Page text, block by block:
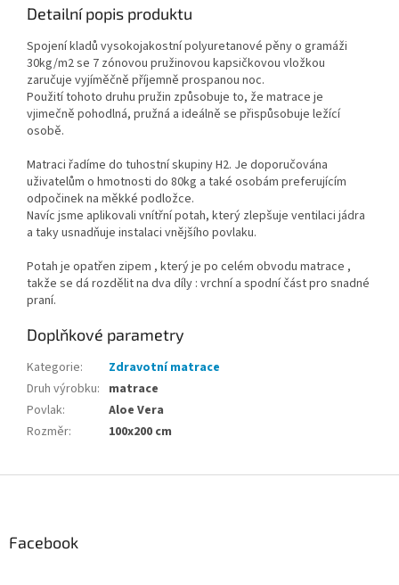
Detailní popis produktu
Spojení kladů vysokojakostní polyuretanové pěny o gramáži
30kg/m2 se 7 zónovou pružinovou kapsičkovou vložkou
zaručuje vyjíměčně příjemně prospanou noc.
Použití tohoto druhu pružin způsobuje to, že matrace je
vjimečně pohodlná, pružná a ideálně se přispůsobuje ležící
osobě.
Matraci řadíme do tuhostní skupiny H2. Je doporučována
uživatelům o hmotnosti do 80kg a také osobám preferujícím
odpočinek na měkké podložce.
Navíc jsme aplikovali vnítřní potah, který zlepšuje ventilaci jádra
a taky usnadňuje instalaci vnějšího povlaku.
Potah je opatřen zipem , který je po celém obvodu matrace ,
takže se dá rozdělit na dva díly : vrchní a spodní část pro snadné
praní.
Doplňkové parametry
Kategorie:
Zdravotní matrace
Druh výrobku: matrace
Povlak:
Aloe Vera
Rozměr: 100x200 cm
Facebook